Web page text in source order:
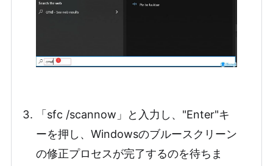
「sfc /scannow」と入力し、"Enter"キ
ーを押し、Windowsのブルースクリーン
の修正プロセスが完了するのを待ちま